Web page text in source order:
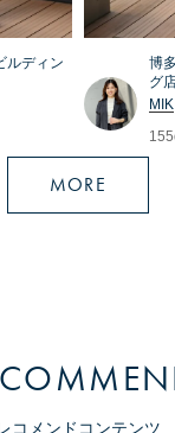
ルディン
博
グ
MIK
MORE
コメンドコンテンツ